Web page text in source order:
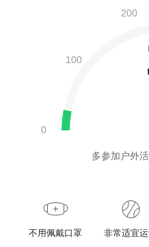
多参加户外
不用佩戴口罩 非常适宜